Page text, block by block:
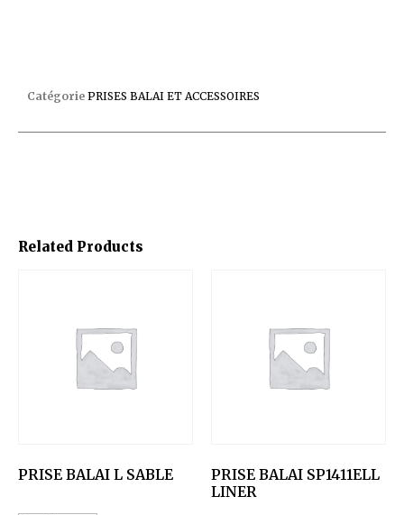
Related Products
PRISE BALAI L SABLE
PRISE BALAI SP1411ELL
LINER
Catégorie PRISES BALAI ET ACCESSOIRES